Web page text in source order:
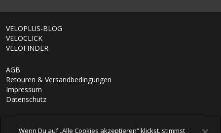
VELOPLUS-BLOG
VELOCLICK
VELOFINDER
AGB
Retouren & Versandbedingungen
Impressum
Datenschutz
Wenn Du auf „Alle Cookies akzeptieren“ klickst, stimmst